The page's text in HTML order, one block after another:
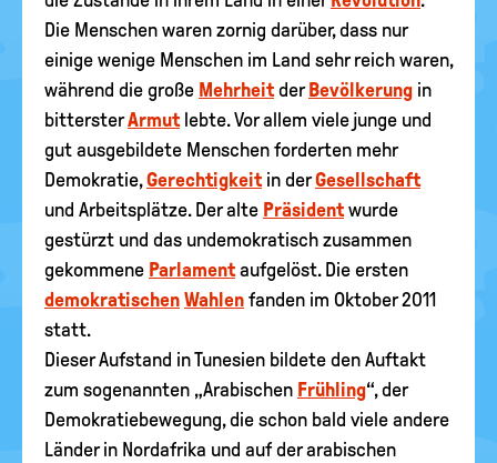
Die Menschen waren zornig darüber, dass nur
einige wenige Menschen im Land sehr reich waren,
während die große Mehrheitder Bevölkerung in
bittersterArmutlebte. Vor allem viele junge und
gut ausgebildete Menschen forderten mehr
Demokratie,Gerechtigkeitin derGesellschaft
und Arbeitsplätze. Der alte Präsidentwurde
gestürzt und das undemokratisch zusammen
gekommene Parlamentaufgelöst. Die ersten
demokratischen Wahlen fanden im Oktober 2011
statt.
Dieser Aufstand in Tunesien bildete den Auftakt
zum sogenannten „Arabischen Frühling“, der
Demokratiebewegung, die schon bald viele andere
Länder in Nordafrika und auf der arabischen